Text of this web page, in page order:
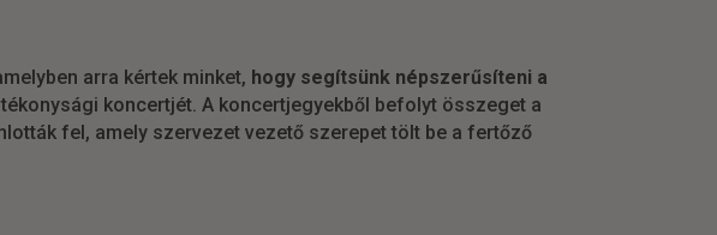
arra kértek minket, hogy segítsünk népszerűsíteni a
koncertjét. A koncertjegyekből befolyt összeget a
fel, amely szervezet vezető szerepet tölt be a fertőző